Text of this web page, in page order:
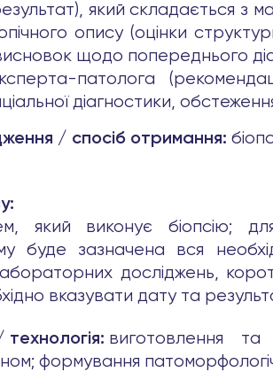
який складається з
опису (оцінки
щодо попереднього
патолога
діагностики,
/ спосіб отримання:
який виконує біопсію;
буде зазначена вся
досліджень,
вказувати дату та
виготовлення та
формування